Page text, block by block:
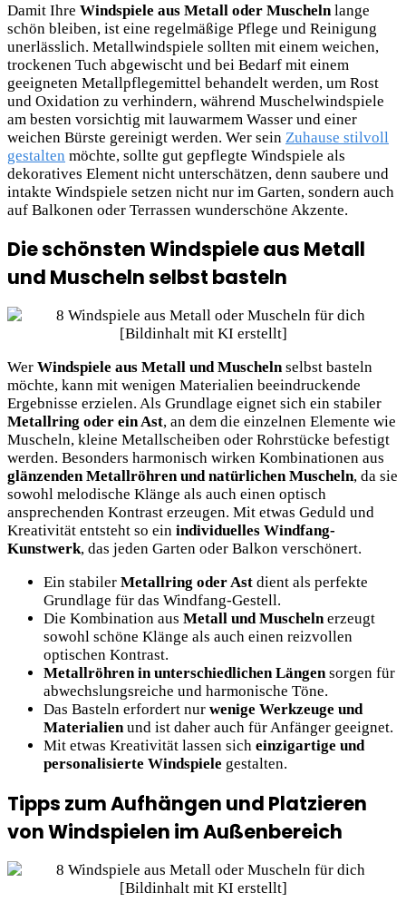
Damit Ihre Windspiele aus Metall oder Muscheln lange
schön bleiben, ist eine regelmäßige Pflege und Reinigung
unerlässlich. Metallwindspiele sollten mit einem weichen,
trockenen Tuch abgewischt und bei Bedarf mit einem
geeigneten Metallpflegemittel behandelt werden, um Rost
und Oxidation zu verhindern, während Muschelwindspiele
am besten vorsichtig mit lauwarmem Wasser und einer
weichen Bürste gereinigt werden. Wer sein Zuhause stilvoll
gestalten möchte, sollte gut gepflegte Windspiele als
dekoratives Element nicht unterschätzen, denn saubere und
intakte Windspiele setzen nicht nur im Garten, sondern auch
auf Balkonen oder Terrassen wunderschöne Akzente.
Die schönsten Windspiele aus Metall
und Muscheln selbst basteln
Wer Windspiele aus Metall und Muschelnselbst basteln
möchte, kann mit wenigen Materialien beeindruckende
Ergebnisse erzielen. Als Grundlage eignet sich ein stabiler
Metallring oder ein Ast, an dem die einzelnen Elemente wie
Muscheln, kleine Metallscheiben oder Rohrstücke befestigt
werden. Besonders harmonisch wirken Kombinationen aus
glänzenden Metallröhren und natürlichen Muscheln, da sie
sowohl melodische Klänge als auch einen optisch
ansprechenden Kontrast erzeugen. Mit etwas Geduld und
Kreativität entsteht so ein individuelles Windfang-
Kunstwerk, das jeden Garten oder Balkon verschönert.
Ein stabiler Metallring oder Ast dient als perfekte
Grundlage für das Windfang-Gestell.
Die Kombination aus Metall und Muschelnerzeugt
sowohl schöne Klänge als auch einen reizvollen
optischen Kontrast.
Metallröhren in unterschiedlichen Längensorgen für
abwechslungsreiche und harmonische Töne.
Das Basteln erfordert nur wenige Werkzeuge und
Materialienund ist daher auch für Anfänger geeignet.
Mit etwas Kreativität lassen sich einzigartige und
personalisierte Windspiele gestalten.
Tipps zum Aufhängen und Platzieren
von Windspielen im Außenbereich